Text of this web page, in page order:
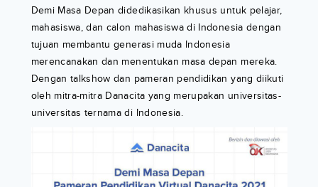
Demi Masa Depan didedikasikan khusus untuk pelajar,
mahasiswa, dan calon mahasiswa di Indonesia dengan
tujuan membantu generasi muda Indonesia
merencanakan dan menentukan masa depan mereka.
Dengan talkshow dan pameran pendidikan yang diikuti
oleh mitra-mitra Danacita yang merupakan universitas-
universitas ternama di Indonesia.